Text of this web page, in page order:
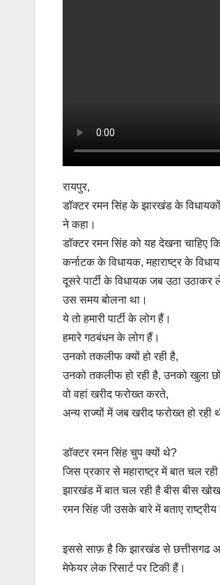
रायपुर,
डॉक्टर रमन सिंह के झारखंड के
ने कहा।
डॉक्टर रमन सिंह को यह देखना चाहिए
कर्नाटक के विधायक, महाराष्ट्र के
दूसरे पार्टी के विधायक जब उठा
उस समय बोलना था।
ये तो हमारी पार्टी के लोग हैं।
हमारे गठबंधन के लोग हैं।
उनको तकलीफ क्यों हो रही है,
उनको तकलीफ हो रही है, उनको खुला
वो वहां खरीद फरोख्त करते,
अन्य राज्यों में जब खरीद फरोख्त हो रही
डॉक्टर रमन सिंह चुप क्यों थे?
जिस प्रकार से महाराष्ट्र में बात चल
झारखंड में बात चल रही है बीस बीस
रमन सिंह जी उसके बारे में बताए राष्ट्रीय
इससे साफ़ है कि झारखंड से छत्तीसगढ
मेफेयर लेक रिसार्ट पर टिकी हैं।